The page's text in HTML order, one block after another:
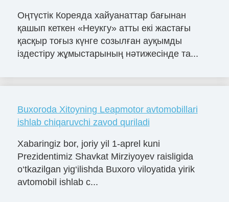
Оңтүстік Кореяда хайуанаттар бағынан
қашып кеткен «Неукгу» атты екі жастағы
қасқыр тоғыз күнге созылған ауқымды
іздестіру жұмыстарының нәтижесінде та...
Buxoroda Xitoyning Leapmotor avtomobillari
ishlab chiqaruvchi zavod quriladi
Xabaringiz bor, joriy yil 1-aprel kuni
Prezidentimiz Shavkat Mirziyoyev raisligida
o‘tkazilgan yig‘ilishda Buxoro viloyatida yirik
avtomobil ishlab c...